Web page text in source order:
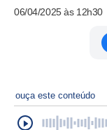
06/04/2025 às 12h30
ouça este conteúdo